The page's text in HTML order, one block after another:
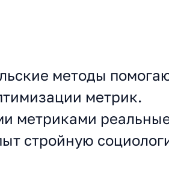
методы
метрик.
метриками
стройную